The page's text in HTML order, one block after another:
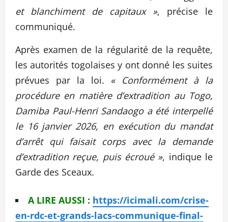
et blanchiment de capitaux », précise le
communiqué.
Après examen de la régularité de la requête,
les autorités togolaises y ont donné les suites
prévues par la loi. « Conformément à la
procédure en matière d’extradition au Togo,
Damiba Paul-Henri Sandaogo a été interpellé
le 16 janvier 2026, en exécution du mandat
d’arrêt qui faisait corps avec la demande
d’extradition reçue, puis écroué », indique le
Garde des Sceaux.
A LIRE AUSSI : https://icimali.com/crise-
en-rdc-et-grands-lacs-communique-final-